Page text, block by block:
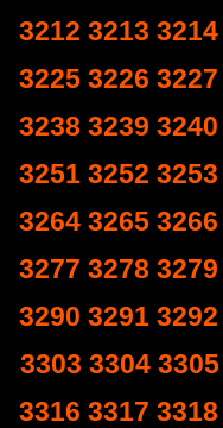
3212 3213 3214
3225 3226 3227
3238 3239 3240
3251 3252 3253
3264 3265 3266
3277 3278 3279
3290 3291 3292
3303 3304 3305
3316 3317 3318